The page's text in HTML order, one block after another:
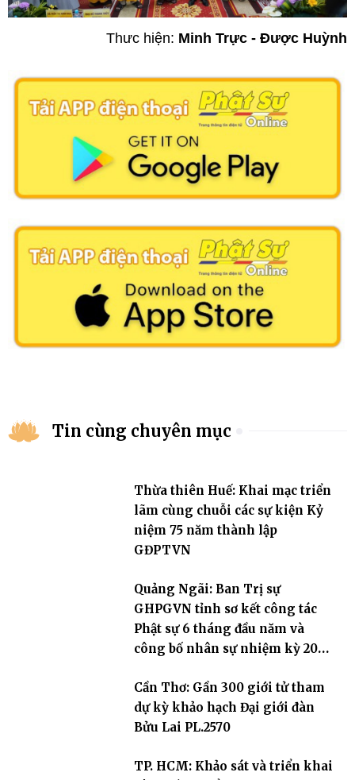
Thưc hiện: Minh Trực - Được Huỳnh
Tin cùng chuyên mục
Thừa thiên Huế: Khai mạc triển
lãm cùng chuỗi các sự kiện Kỷ
niệm 75 năm thành lập
GĐPTVN
Quảng Ngãi: Ban Trị sự
GHPGVN tỉnh sơ kết công tác
Phật sự 6 tháng đầu năm và
công bố nhân sự nhiệm kỳ 2026
Cần Thơ: Gần 300 giới tử tham
dự kỳ khảo hạch Đại giới đàn
Bửu Lai PL.2570
TP. HCM: Khảo sát và triển khai